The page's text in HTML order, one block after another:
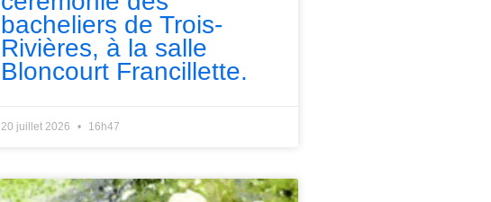
bacheliers de Trois-
Rivières, à la salle
Bloncourt Francillette.
20 juillet 2026 16h47